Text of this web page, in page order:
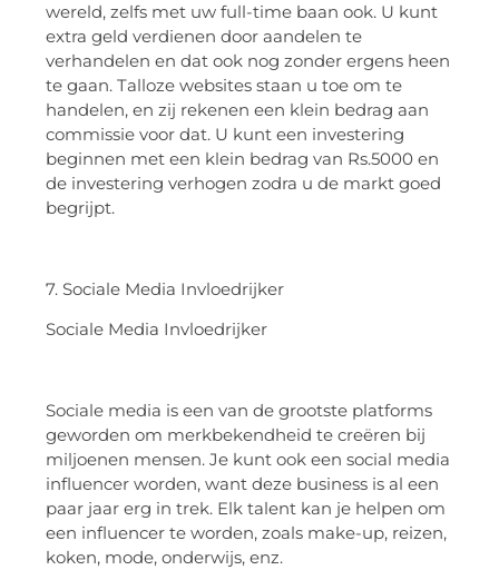
wereld, zelfs met uw full-time baan ook. U kunt
extra geld verdienen door aandelen te
verhandelen en dat ook nog zonder ergens heen
te gaan. Talloze websites staan u toe om te
handelen, en zij rekenen een klein bedrag aan
commissie voor dat. U kunt een investering
beginnen met een klein bedrag van Rs.5000 en
de investering verhogen zodra u de markt goed
begrijpt.
7. Sociale Media Invloedrijker
Sociale Media Invloedrijker
Sociale media is een van de grootste platforms
geworden om merkbekendheid te creëren bij
miljoenen mensen. Je kunt ook een social media
influencer worden, want deze business is al een
paar jaar erg in trek. Elk talent kan je helpen om
een influencer te worden, zoals make-up, reizen,
koken, mode, onderwijs, enz.